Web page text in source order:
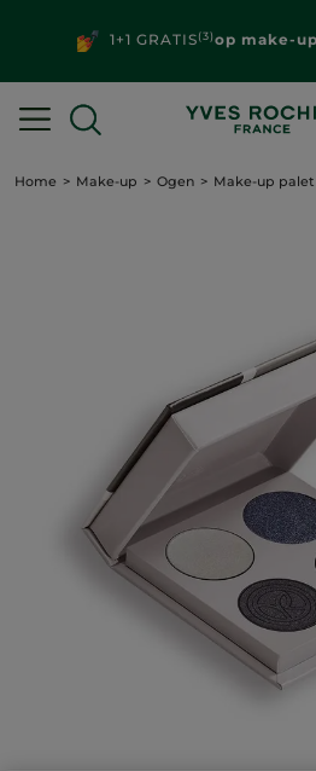
1+1 GRATIS(3)op make-
Home Make-up Ogen Make-up palet